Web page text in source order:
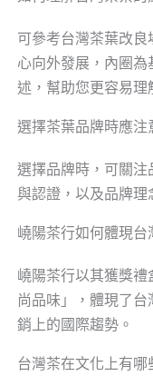
可參考台灣茶葉改
心向外發展，內圈
述，幫助您更容易理
選擇茶葉品牌時應注
選擇品牌時，可關
與認證，以及品牌理
嶢陽茶行如何體現台
嶢陽茶行以其獲獎
尚品味」，體現了
銷上的國際趨勢。
台灣茶在文化上有哪